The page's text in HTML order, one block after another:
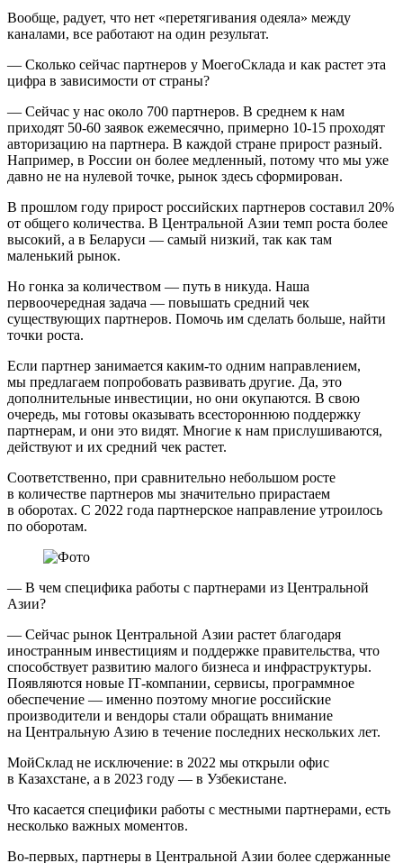
Вообще, радует, что нет «перетягивания одеяла» между
каналами, все работают на один результат.
— Сколько сейчас партнеров у МоегоСклада и как растет эта
цифра в зависимости от страны?
— Сейчас у нас около 700 партнеров. В среднем к нам
приходят 50‑60 заявок ежемесячно, примерно 10‑15 проходят
авторизацию на партнера. В каждой стране прирост разный.
Например, в России он более медленный, потому что мы уже
давно не на нулевой точке, рынок здесь сформирован.
В прошлом году прирост российских партнеров составил 20%
от общего количества. В Центральной Азии темп роста более
высокий, а в Беларуси — самый низкий, так как там
маленький рынок.
Но гонка за количеством — путь в никуда. Наша
первоочередная задача — повышать средний чек
существующих партнеров. Помочь им сделать больше, найти
точки роста.
Если партнер занимается каким-то одним направлением,
мы предлагаем попробовать развивать другие. Да, это
дополнительные инвестиции, но они окупаются. В свою
очередь, мы готовы оказывать всестороннюю поддержку
партнерам, и они это видят. Многие к нам прислушиваются,
действуют и их средний чек растет.
Соответственно, при сравнительно небольшом росте
в количестве партнеров мы значительно прирастаем
в оборотах. С 2022 года партнерское направление утроилось
по оборотам.
— В чем специфика работы с партнерами из Центральной
Азии?
— Сейчас рынок Центральной Азии растет благодаря
иностранным инвестициям и поддержке правительства, что
способствует развитию малого бизнеса и инфраструктуры.
Появляются новые IT‑компании, сервисы, программное
обеспечение — именно поэтому многие российские
производители и вендоры стали обращать внимание
на Центральную Азию в течение последних нескольких лет.
МойСклад не исключение: в 2022 мы открыли офис
в Казахстане, а в 2023 году — в Узбекистане.
Что касается специфики работы с местными партнерами, есть
несколько важных моментов.
Во-первых, партнеры в Центральной Азии более сдержанные